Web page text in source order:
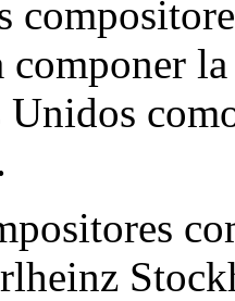
componer
Unidos